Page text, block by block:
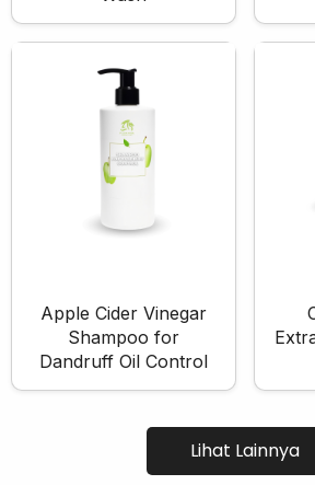
Lip Oil
Eye Care
Hair Care
Conditioner
Hair Oil
Apple Cider Vinegar
Shampoo for
Dandruff Oil Control
Lihat Lainnya